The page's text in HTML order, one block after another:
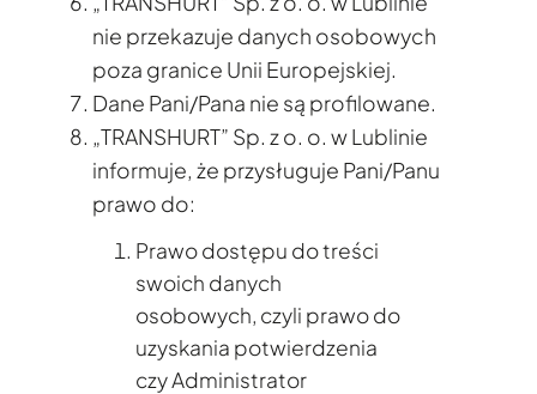
nie przekazuje danych osobowych
poza granice Unii Europejskiej.
Dane Pani/Pana nie są profilowane.
„TRANSHURT” Sp. z o. o. w Lublinie
informuje, że przysługuje Pani/Panu
prawo do:
Prawo dostępu do treści
swoich danych
osobowych, czyli prawo do
uzyskania potwierdzenia
czy Administrator